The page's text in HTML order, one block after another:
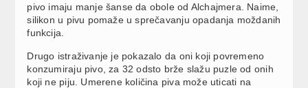
pivo imaju manje šanse da obole od Alchajmera. Naime,
silikon u pivu pomaže u sprečavanju opadanja moždanih
funkcija.
Drugo istraživanje je pokazalo da oni koji povremeno
konzumiraju pivo, za 32 odsto brže slažu puzle od onih
koji ne piju. Umerene količina piva može uticati na